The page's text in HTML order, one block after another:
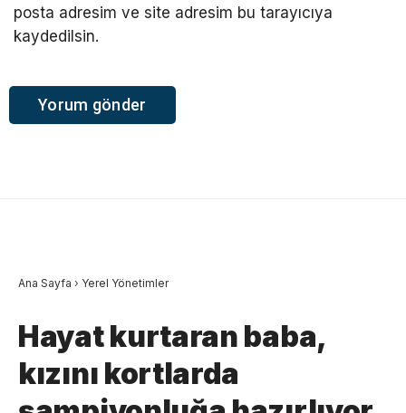
posta adresim ve site adresim bu tarayıcıya
kaydedilsin.
Ana Sayfa › Yerel Yönetimler
Hayat kurtaran baba,
kızını kortlarda